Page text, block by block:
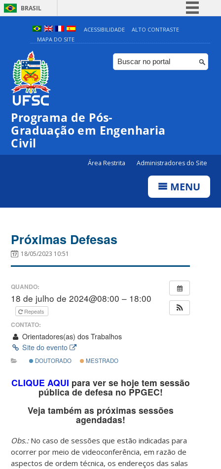
BRASIL
Simplifique!
Comunica BR
Participe
ACESSIBILIDADE
ALTO CONTRASTE
MAPA DO SITE
Programa de Pós-
Graduação em Engenharia
Civil
Área Restrita Administradores do Site
MENU
Próximas Defesas
18/05/2023 10:51
QUANDO:
18 de julho de 2024@08:00 – 18:00
Repeats
CONTATO:
Orientadores(as) dos Trabalhos
Site do evento
DOUTORADO MESTRADO
CLIQUE AQUI para ver se hoje tem sessão
pública de defesa no PPGEC!
Veja também as próximas sessões
agendadas!
Obs.:No caso de sessões que estão indicadas para
ocorrer por meio de videoconferência, em razão de
aspectos de ordem técnica, os endereços das salas